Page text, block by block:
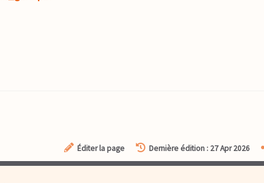
Éditer la page Dernière édition : 27 Apr 2026